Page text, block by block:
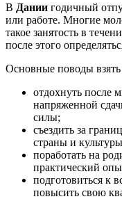
В Дании годичный
или работе. Многие
такое занятость в
после этого
Основные поводы взять
отдохнуть после
напряженной
силы;
съездить за
страны и
поработать на
практический
подготовиться к
повысить свою